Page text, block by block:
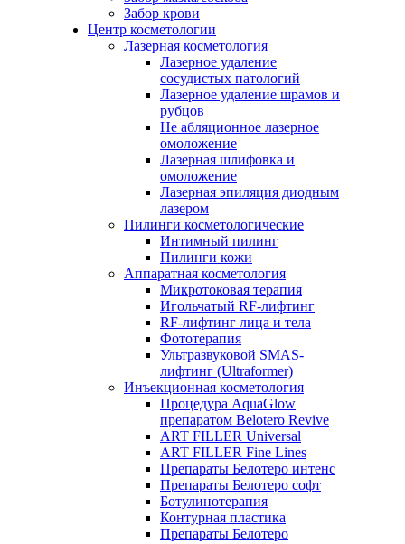
Забор крови
Центр косметологии
Лазерная косметология
Лазерное удаление
сосудистых патологий
Лазерное удаление шрамов и
рубцов
Не абляционное лазерное
омоложение
Лазерная шлифовка и
омоложение
Лазерная эпиляция диодным
лазером
Пилинги косметологические
Интимный пилинг
Пилинги кожи
Аппаратная косметология
Микротоковая терапия
Игольчатый RF-лифтинг
RF-лифтинг лица и тела
Фототерапия
Ультразвуковой SMAS-
лифтинг (Ultraformer)
Инъекционная косметология
Процедура AquaGlow
препаратом Belotero Revive
ART FILLER Universal
ART FILLER Fine Lines
Препараты Белотеро интенс
Препараты Белотеро софт
Ботулинотерапия
Контурная пластика
Препараты Белотеро